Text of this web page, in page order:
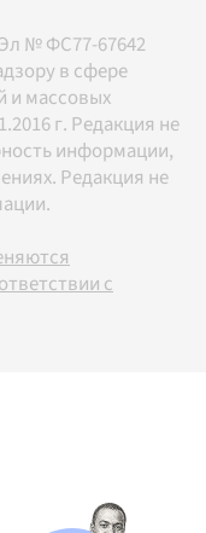
№ ФС77-67642
в сфере
и массовых
г. Редакция не
информации,
Редакция не
с